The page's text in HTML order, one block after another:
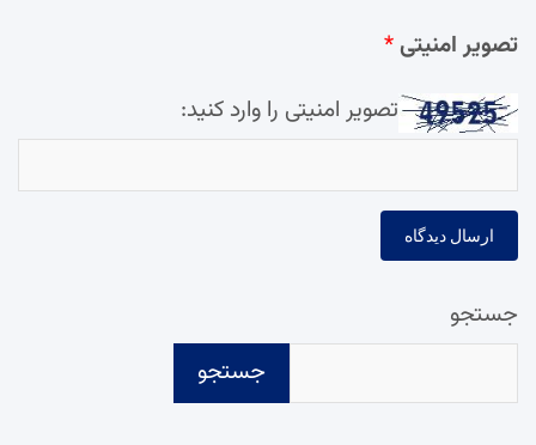
تصویر امنیتی*
تصویر امنیتی را وارد کنید:
جستجو
جستجو